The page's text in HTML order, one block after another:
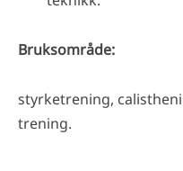
Bruksområde:
styrketrening,
trening.